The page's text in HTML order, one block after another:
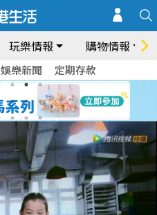
玩樂情報 購物情報
娛樂新聞 定期存款